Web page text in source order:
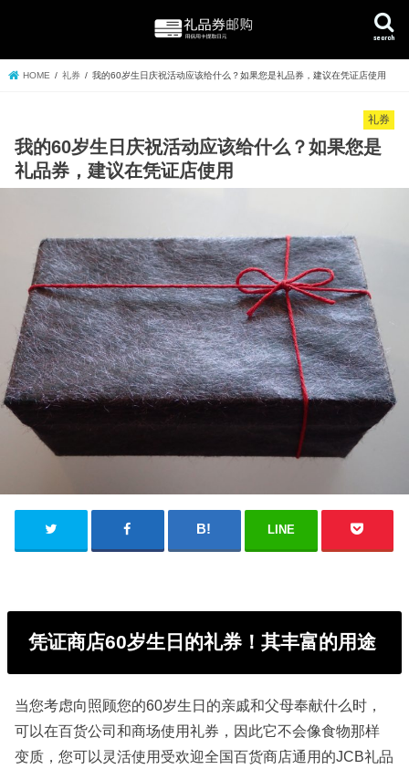
search
HOME 礼券 我的60岁生日庆祝活动应该给什么？如果您是礼品券，建议在凭证店使用
礼券
我的60岁生日庆祝活动应该给什么？如果您是
礼品券，建议在凭证店使用
LINE
凭证商店60岁生日的礼券！其丰富的用途
当您考虑向照顾您的60岁生日的亲戚和父母奉献什么时，
可以在百货公司和商场使用礼券，因此它不会像食物那样
变质，您可以灵活使用受欢迎全国百货商店通用的JCB礼品